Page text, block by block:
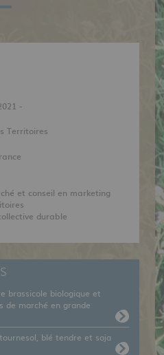
-
Territoires
et conseil en marketing
durable
brassicole biologique et
de marché en grande
blé tendre et soja